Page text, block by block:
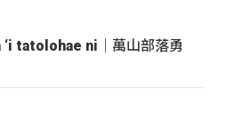
‘i tatolohae ni｜萬山部落勇